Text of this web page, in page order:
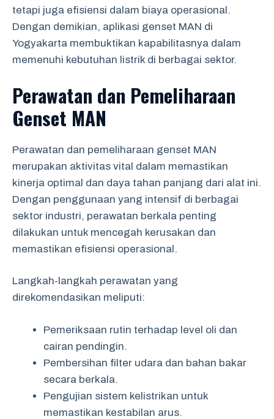
tetapi juga efisiensi dalam biaya operasional.
Dengan demikian, aplikasi genset MAN di
Yogyakarta membuktikan kapabilitasnya dalam
memenuhi kebutuhan listrik di berbagai sektor.
Perawatan dan Pemeliharaan
Genset MAN
Perawatan dan pemeliharaan genset MAN
merupakan aktivitas vital dalam memastikan
kinerja optimal dan daya tahan panjang dari alat ini.
Dengan penggunaan yang intensif di berbagai
sektor industri, perawatan berkala penting
dilakukan untuk mencegah kerusakan dan
memastikan efisiensi operasional.
Langkah-langkah perawatan yang
direkomendasikan meliputi:
Pemeriksaan rutin terhadap level oli dan
cairan pendingin.
Pembersihan filter udara dan bahan bakar
secara berkala.
Pengujian sistem kelistrikan untuk
memastikan kestabilan arus.